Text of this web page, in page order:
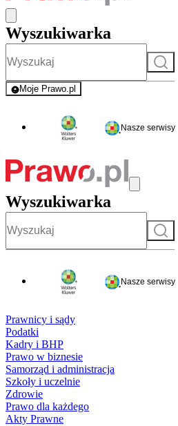
Wyszukiwarka
Szukaj
Moje Prawo.pl
- rejestracja i logowanie do serwisu
Nasze serwisy
Wyszukiwarka
Szukaj
Nasze serwisy
Prawnicy i sądy
Podatki
Kadry i BHP
Prawo w biznesie
Samorząd i administracja
Szkoły i uczelnie
Zdrowie
Prawo dla każdego
Akty Prawne